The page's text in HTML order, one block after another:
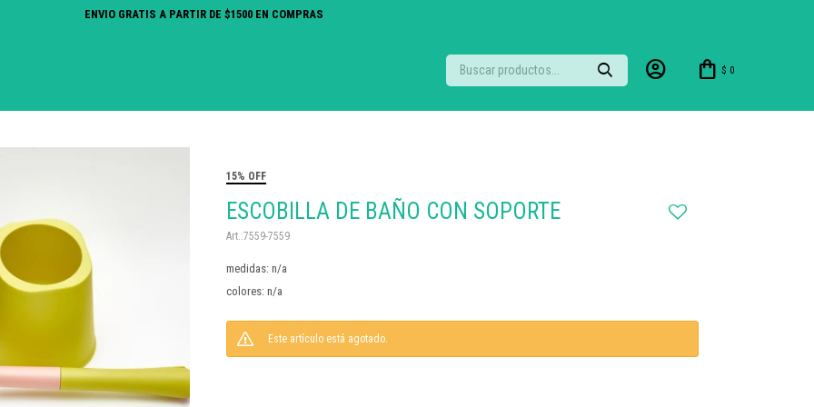
ENVIO GRATIS A PARTIR DE $1500 EN COMPRAS
$ 0
15% OFF
ESCOBILLA DE BAÑO CON SOPORTE
7559-7559
medidas: n/a
colores: n/a
Este artículo está agotado.